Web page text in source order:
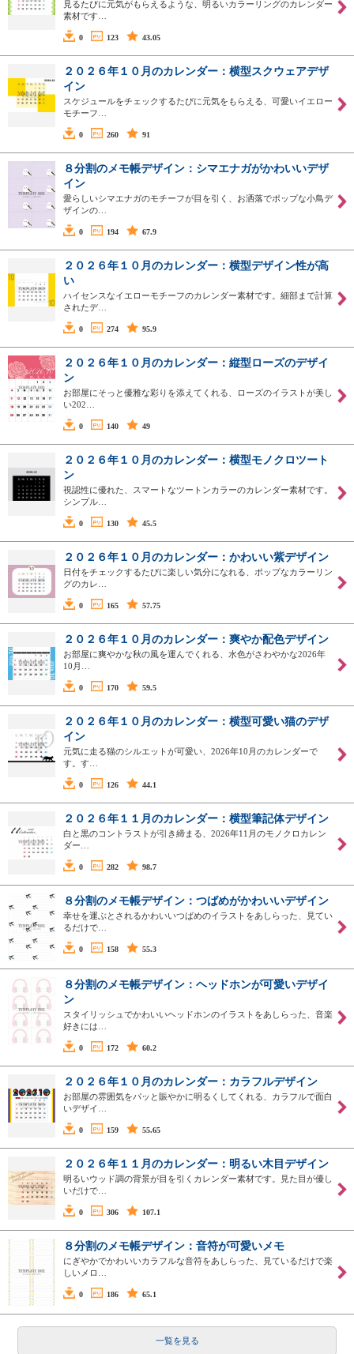
見るたびに元気がもらえるような、明るいカラーリングのカレンダー
素材です…
0 123 43.05
２０２６年１０月のカレンダー：横型スクウェアデザ
イン
スケジュールをチェックするたびに元気をもらえる、可愛いイエロー
モチーフ…
0 260 91
８分割のメモ帳デザイン：シマエナガがかわいいデザ
イン
愛らしいシマエナガのモチーフが目を引く、お洒落でポップな小鳥デ
ザインの…
0 194 67.9
２０２６年１０月のカレンダー：横型デザイン性が高
い
ハイセンスなイエローモチーフのカレンダー素材です。細部まで計算
されたデ…
0 274 95.9
２０２６年１０月のカレンダー：縦型ローズのデザイ
ン
お部屋にそっと優雅な彩りを添えてくれる、ローズのイラストが美し
い202…
0 140 49
２０２６年１０月のカレンダー：横型モノクロツート
ン
視認性に優れた、スマートなツートンカラーのカレンダー素材です。
シンプル…
0 130 45.5
２０２６年１０月のカレンダー：かわいい紫デザイン
日付をチェックするたびに楽しい気分になれる、ポップなカラーリン
グのカレ…
0 165 57.75
２０２６年１０月のカレンダー：爽やか配色デザイン
お部屋に爽やかな秋の風を運んでくれる、水色がさわやかな2026年
10月…
0 170 59.5
２０２６年１０月のカレンダー：横型可愛い猫のデザ
イン
元気に走る猫のシルエットが可愛い、2026年10月のカレンダーで
す。す…
0 126 44.1
２０２６年１１月のカレンダー：横型筆記体デザイン
白と黒のコントラストが引き締まる、2026年11月のモノクロカレン
ダー…
0 282 98.7
８分割のメモ帳デザイン：つばめがかわいいデザイン
幸せを運ぶとされるかわいいつばめのイラストをあしらった、見てい
るだけで…
0 158 55.3
８分割のメモ帳デザイン：ヘッドホンが可愛いデザイ
ン
スタイリッシュでかわいいヘッドホンのイラストをあしらった、音楽
好きには…
0 172 60.2
２０２６年１０月のカレンダー：カラフルデザイン
お部屋の雰囲気をパッと賑やかに明るくしてくれる、カラフルで面白
いデザイ…
0 159 55.65
２０２６年１１月のカレンダー：明るい木目デザイン
明るいウッド調の背景が目を引くカレンダー素材です。見た目が優し
いだけで…
0 306 107.1
８分割のメモ帳デザイン：音符が可愛いメモ
にぎやかでかわいいカラフルな音符をあしらった、見ているだけで楽
しいメロ…
0 186 65.1
一覧を見る